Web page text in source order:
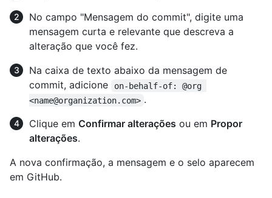
No campo "Mensagem do commit", digite uma
mensagem curta e relevante que descreva a
alteração que você fez.
Na caixa de texto abaixo da mensagem de
commit, adicione
on-behalf-of: @org
<name@organization.com> .
Clique em Confirmar alterações ou em Propor
alterações.
A nova confirmação, a mensagem e o selo aparecem
em GitHub.